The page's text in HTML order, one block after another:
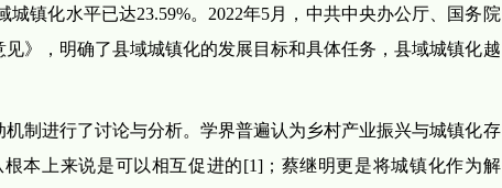
镇化水平已达23.59%。2022年5月，中共中央办公厅、国务院
》，明确了县域城镇化的发展目标和具体任务，县域城镇化越
制进行了讨论与分析。学界普遍认为乡村产业振兴与城镇化存
本上来说是可以相互促进的[1]；蔡继明更是将城镇化作为解